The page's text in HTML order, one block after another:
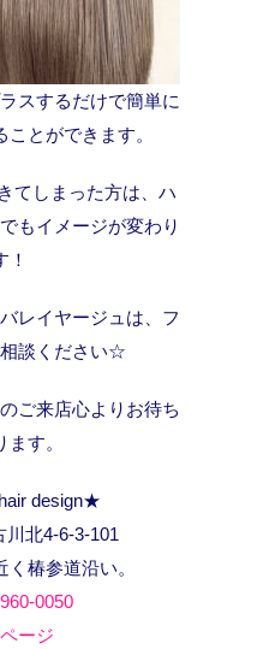
スするだけで簡単に
とができます。
てしまった方は、ハ
もイメージが変わり
！
レイヤージュは、フ
談ください☆
ご来店心よりお待ち
ます。
design★
北4-6-3-101
椿参道沿い。
0050
ージ